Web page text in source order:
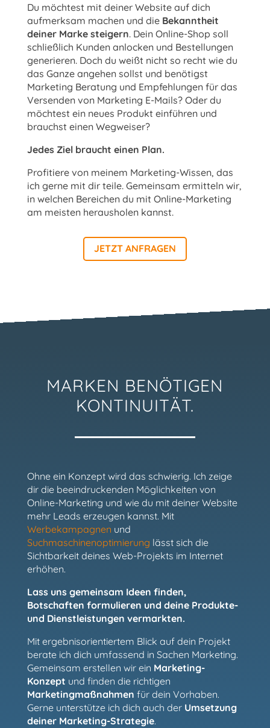
Du möchtest mit deiner Website auf dich
aufmerksam machen und die Bekanntheit
deiner Marke steigern. Dein Online-Shop soll
schließlich Kunden anlocken und Bestellungen
generieren. Doch du weißt nicht so recht wie du
das Ganze angehen sollst und benötigst
Marketing Beratung und Empfehlungen für das
Versenden von Marketing E-Mails? Oder du
möchtest ein neues Produkt einführen und
brauchst einen Wegweiser?
Jedes Ziel braucht einen Plan.
Profitiere von meinem Marketing-Wissen, das
ich gerne mit dir teile. Gemeinsam ermitteln wir,
in welchen Bereichen du mit Online-Marketing
am meisten herausholen kannst.
JETZT ANFRAGEN
MARKEN BENÖTIGEN
KONTINUITÄT.
Ohne ein Konzept wird das schwierig. Ich zeige
dir die beeindruckenden Möglichkeiten von
Online-Marketing und wie du mit deiner Website
mehr Leads erzeugen kannst. Mit
Werbekampagnen und
Suchmaschinenoptimierung lässt sich die
Sichtbarkeit deines Web-Projekts im Internet
erhöhen.
Lass uns gemeinsam Ideen finden,
Botschaften formulieren und deine Produkte-
und Dienstleistungen vermarkten.
Mit ergebnisorientiertem Blick auf dein Projekt
berate ich dich umfassend in Sachen Marketing.
Gemeinsam erstellen wir ein Marketing-
Konzept und finden die richtigen
Marketingmaßnahmen für dein Vorhaben.
Gerne unterstütze ich dich auch der Umsetzung
deiner Marketing-Strategie.